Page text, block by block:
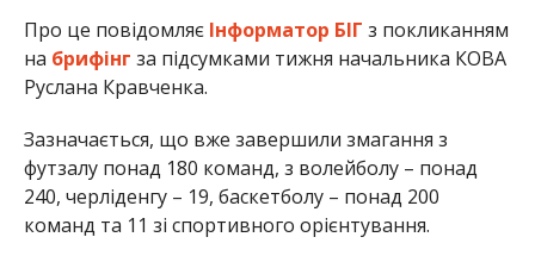
Про це повідомляє Інформатор БІГ з покликанням
на брифінг за підсумками тижня начальника КОВА
Руслана Кравченка.
Зазначається, що вже завершили змагання з
футзалу понад 180 команд, з волейболу – понад
240, черліденгу – 19, баскетболу – понад 200
команд та 11 зі спортивного орієнтування.